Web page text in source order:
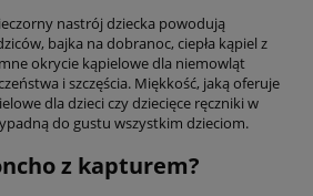
nastrój dziecka powodują
bajka na dobranoc, ciepła kąpiel z
okrycie kąpielowe dla niemowląt
i szczęścia. Miękkość, jaką oferuje
dla dzieci czy dziecięce ręczniki w
do gustu wszystkim dzieciom.
z kapturem?